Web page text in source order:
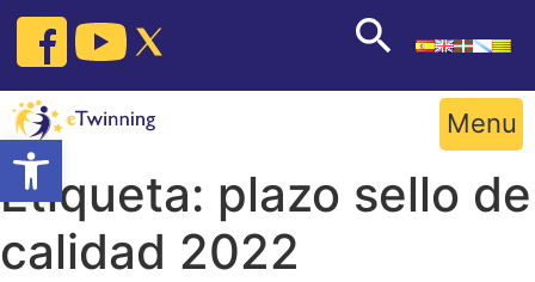
Open toolbar
Skip
content
Menu
Etiqueta: plazo sello de
calidad 2022